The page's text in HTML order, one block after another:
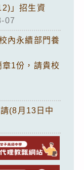
」招生資
07
內永續部門養
1份，請貴校
(8月13日中